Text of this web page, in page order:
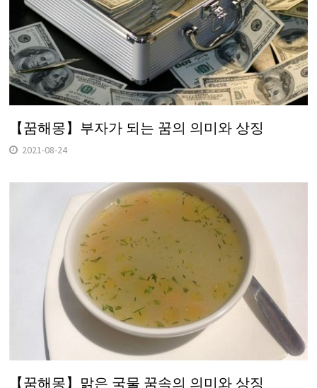
【꿈해몽】부자가 되는 꿈의 의미와 상징
2021-08-24
【꿈해몽】맑은 국물 꿈속의 의미와 상징